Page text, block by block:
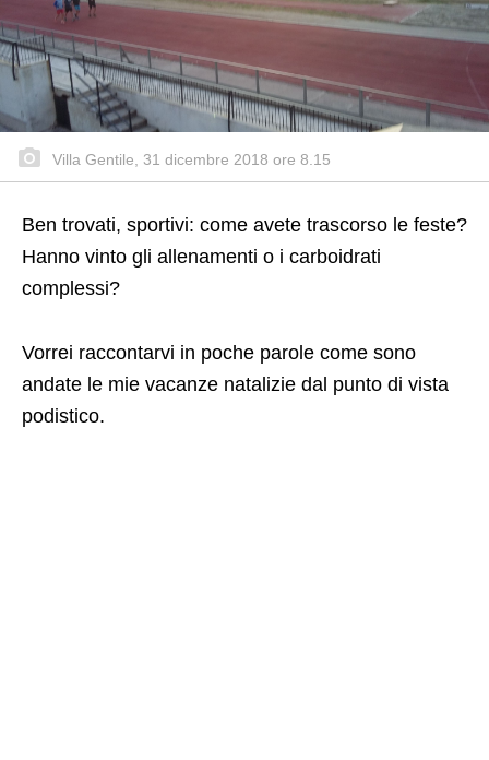
Villa Gentile, 31 dicembre 2018 ore 8.15
Ben trovati, sportivi: come avete trascorso le feste?
Hanno vinto gli allenamenti o i carboidrati
complessi?
Vorrei raccontarvi in poche parole come sono
andate le mie vacanze natalizie dal punto di vista
podistico.